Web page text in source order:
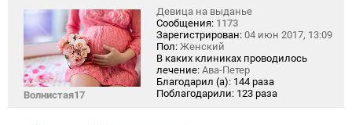
Волнистая17
Девица на выданье
Сообщения: 1173
Зарегистрирован: 04 июн 2017, 13:09
Пол: Женский
В каких клиниках проводилось
лечение: Ава-Петер
Благодарил (а): 144 раза
Поблагодарили: 123 раза